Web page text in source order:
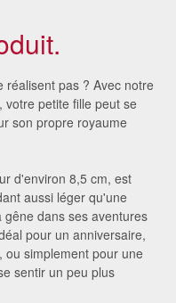
réalisent pas ? Avec notre
petite fille peut se
son propre royaume
d'environ 8,5 cm, est
aussi léger qu'une
dans ses aventures
pour un anniversaire,
ou simplement pour une
sentir un peu plus